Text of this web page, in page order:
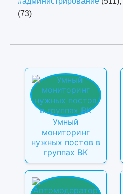
(73)
Умный
мониторинг
нужных постов в
группах ВК